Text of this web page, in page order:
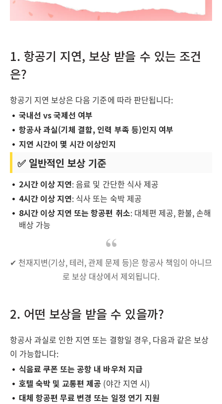
1. 항공기 지연, 보상 받을 수 있는 조건
은?
항공기 지연 보상은 다음 기준에 따라 판단됩니다:
국내선 vs 국제선 여부
항공사 과실(기체 결함, 인력 부족 등)인지 여부
지연 시간이 몇 시간 이상인지
✅ 일반적인 보상 기준
2시간 이상 지연: 음료 및 간단한 식사 제공
4시간 이상 지연: 식사 또는 숙박 제공
8시간 이상 지연 또는 항공편 취소: 대체편 제공, 환불, 손해
배상 가능
✔ 천재지변(기상, 테러, 관제 문제 등)은 항공사 책임이 아니므
로 보상 대상에서 제외됩니다.
2. 어떤 보상을 받을 수 있을까?
항공사 과실로 인한 지연 또는 결항일 경우, 다음과 같은 보상
이 가능합니다:
식음료 쿠폰 또는 공항 내 바우처 지급
호텔 숙박 및 교통편 제공 (야간 지연 시)
대체 항공편 무료 변경 또는 일정 연기 지원